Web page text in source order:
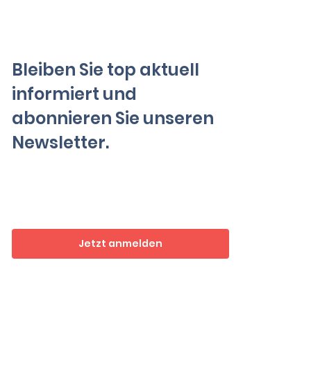
Bleiben Sie top aktuell
informiert und
abonnieren Sie unseren
Newsletter.
Jetzt anmelden